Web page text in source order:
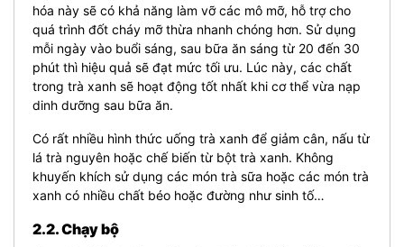
hóa này sẽ có khả năng làm vỡ các mô mỡ, hỗ trợ cho
quá trình đốt cháy mỡ thừa nhanh chóng hơn. Sử dụng
mỗi ngày vào buổi sáng, sau bữa ăn sáng từ 20 đến 30
phút thì hiệu quả sẽ đạt mức tối ưu. Lúc này, các chất
trong trà xanh sẽ hoạt động tốt nhất khi cơ thể vừa nạp
dinh dưỡng sau bữa ăn.
Có rất nhiều hình thức uống trà xanh để giảm cân, nấu từ
lá trà nguyên hoặc chế biến từ bột trà xanh. Không
khuyến khích sử dụng các món trà sữa hoặc các món trà
xanh có nhiều chất béo hoặc đường như sinh tố…
2.2. Chạy bộ